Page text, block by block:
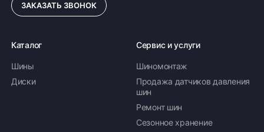
ЗАКАЗАТЬ ЗВОНОК
Каталог
Шины
Диски
Сервис и услуги
Шиномонтаж
Продажа датчиков давления
шин
Ремонт шин
Сезонное хранение